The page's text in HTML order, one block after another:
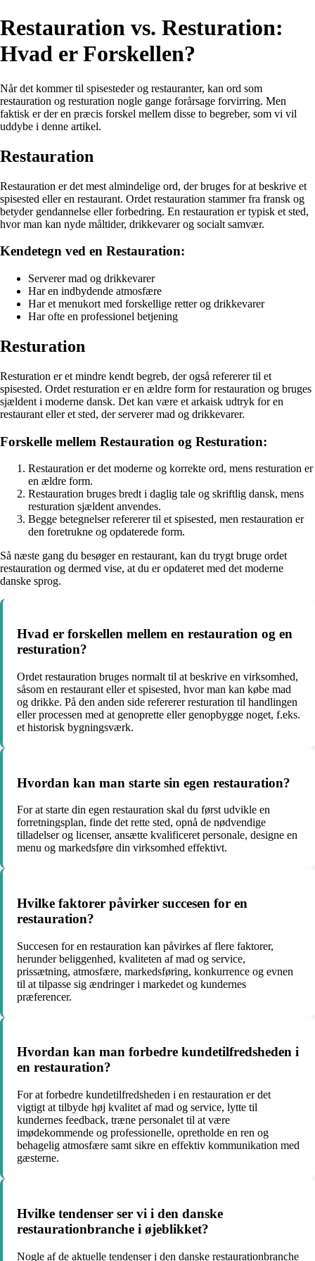
Restauration vs. Resturation:
Hvad er Forskellen?
Når det kommer til spisesteder og restauranter, kan ord som
restauration og resturation nogle gange forårsage forvirring. Men
faktisk er der en præcis forskel mellem disse to begreber, som vi vil
uddybe i denne artikel.
Restauration
Restauration er det mest almindelige ord, der bruges for at beskrive et
spisested eller en restaurant. Ordet restauration stammer fra fransk og
betyder gendannelse eller forbedring. En restauration er typisk et sted,
hvor man kan nyde måltider, drikkevarer og socialt samvær.
Kendetegn ved en Restauration:
Serverer mad og drikkevarer
Har en indbydende atmosfære
Har et menukort med forskellige retter og drikkevarer
Har ofte en professionel betjening
Resturation
Resturation er et mindre kendt begreb, der også refererer til et
spisested. Ordet resturation er en ældre form for restauration og bruges
sjældent i moderne dansk. Det kan være et arkaisk udtryk for en
restaurant eller et sted, der serverer mad og drikkevarer.
Forskelle mellem Restauration og Resturation:
Restauration er det moderne og korrekte ord, mens resturation er
en ældre form.
Restauration bruges bredt i daglig tale og skriftlig dansk, mens
resturation sjældent anvendes.
Begge betegnelser refererer til et spisested, men restauration er
den foretrukne og opdaterede form.
Så næste gang du besøger en restaurant, kan du trygt bruge ordet
restauration og dermed vise, at du er opdateret med det moderne
danske sprog.
Hvad er forskellen mellem en restauration og en
resturation?
Ordet restauration bruges normalt til at beskrive en virksomhed,
såsom en restaurant eller et spisested, hvor man kan købe mad
og drikke. På den anden side refererer resturation til handlingen
eller processen med at genoprette eller genopbygge noget, f.eks.
et historisk bygningsværk.
Hvordan kan man starte sin egen restauration?
For at starte din egen restauration skal du først udvikle en
forretningsplan, finde det rette sted, opnå de nødvendige
tilladelser og licenser, ansætte kvalificeret personale, designe en
menu og markedsføre din virksomhed effektivt.
Hvilke faktorer påvirker succesen for en
restauration?
Succesen for en restauration kan påvirkes af flere faktorer,
herunder beliggenhed, kvaliteten af mad og service,
prissætning, atmosfære, markedsføring, konkurrence og evnen
til at tilpasse sig ændringer i markedet og kundernes
præferencer.
Hvordan kan man forbedre kundetilfredsheden i
en restauration?
For at forbedre kundetilfredsheden i en restauration er det
vigtigt at tilbyde høj kvalitet af mad og service, lytte til
kundernes feedback, træne personalet til at være
imødekommende og professionelle, opretholde en ren og
behagelig atmosfære samt sikre en effektiv kommunikation med
gæsterne.
Hvilke tendenser ser vi i den danske
restaurationbranche i øjeblikket?
Nogle af de aktuelle tendenser i den danske restaurationbranche